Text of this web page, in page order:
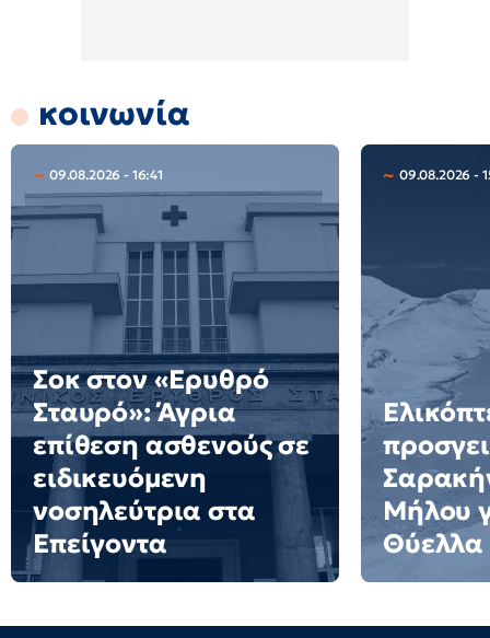
κοινωνία
09.08.2026 - 16:41
Σοκ στον «Ερυθρό
Σταυρό»: Άγρια
επίθεση ασθενούς σε
ειδικευόμενη
νοσηλεύτρια στα
Επείγοντα
09.08.2026 -
Μήλου
Θύελλα